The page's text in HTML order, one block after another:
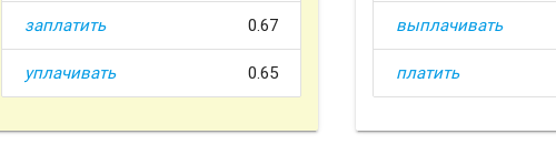
заплатить 0.67
уплачивать 0.65
выплачивать
платить